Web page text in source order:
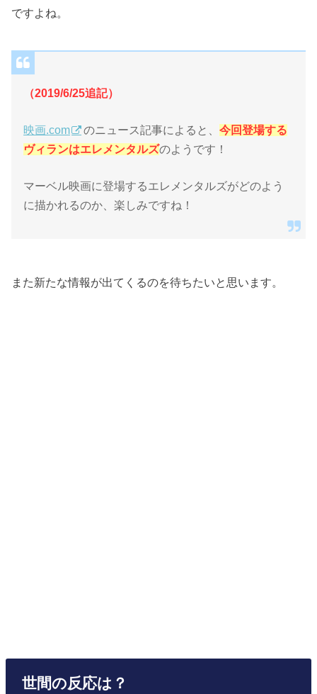
ですよね。
（2019/6/25追記）
映画.com のニュース記事によると、今回登場する
ヴィランはエレメンタルズのようです！
マーベル映画に登場するエレメンタルズがどのよう
に描かれるのか、楽しみですね！
また新たな情報が出てくるのを待ちたいと思います。
世間の反応は？